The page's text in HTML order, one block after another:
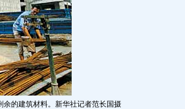
余的建筑材料。新华社记者范长国摄